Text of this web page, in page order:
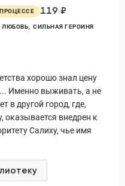
119 ₽
ЛЮБОВЬ СИЛЬНАЯ ГЕРОИНЯ
хорошо знал цену
Именно выживать, а не
в другой город, где,
оказывается внедрен к
Салиху, чье имя